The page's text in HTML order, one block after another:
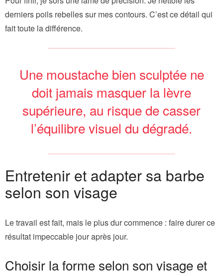
derniers poils rebelles sur mes contours. C’est ce détail qui
fait toute la différence.
Une moustache bien sculptée ne
doit jamais masquer la lèvre
supérieure, au risque de casser
l’équilibre visuel du dégradé.
Entretenir et adapter sa barbe
selon son visage
Le travail est fait, mais le plus dur commence : faire durer ce
résultat impeccable jour après jour.
Choisir la forme selon son visage et